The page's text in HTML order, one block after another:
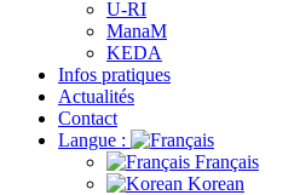
U-RI
ManaM
KEDA
Infos pratiques
Actualités
Contact
Langue :
Français
Korean